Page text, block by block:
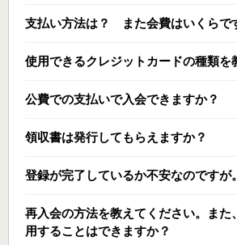
支払い方法は？ また会費はいくらで
使用できるクレジットカードの種類を
公費での支払いで入会できますか？
領収書は発行してもらえますか？
登録が完了しているか不安なのですが。
再入会の方法を教えてください。また
用することはできますか？